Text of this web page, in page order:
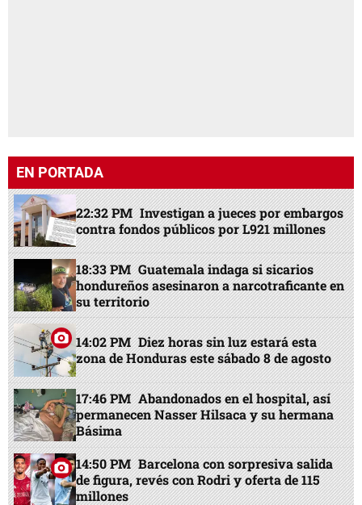
EN PORTADA
22:32 PM Investigan a jueces por embargos
contra fondos públicos por L921 millones
18:33 PM Guatemala indaga si sicarios
hondureños asesinaron a narcotraficante en
su territorio
14:02 PM Diez horas sin luz estará esta
zona de Honduras este sábado 8 de agosto
17:46 PM Abandonados en el hospital, así
permanecen Nasser Hilsaca y su hermana
Básima
14:50 PM Barcelona con sorpresiva salida
de figura, revés con Rodri y oferta de 115
millones